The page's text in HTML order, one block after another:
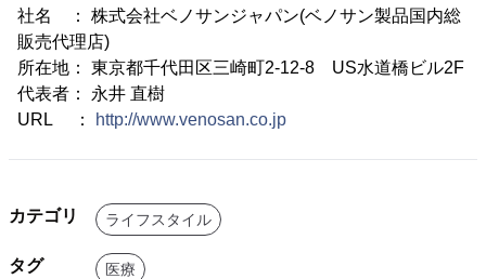
社名 ： 株式会社ベノサンジャパン(ベノサン製品国内総
販売代理店)
所在地： 東京都千代田区三崎町2-12-8 US水道橋ビル2F
代表者： 永井 直樹
URL ：
http://www.venosan.co.jp
カテゴリ ライフスタイル
タグ 医療